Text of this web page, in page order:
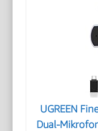
UGREEN
Dual-